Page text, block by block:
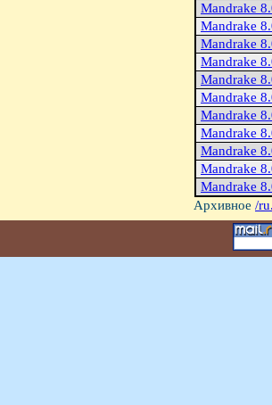
Mandrake
Mandrake
Mandrake
Mandrake
Mandrake
Mandrake
Mandrake
Mandrake
Mandrake
Mandrake
Mandrake
Архивное /